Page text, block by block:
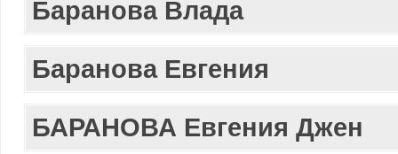
Баранова Влада
Баранова Евгения
БАРАНОВА Евгения Джен